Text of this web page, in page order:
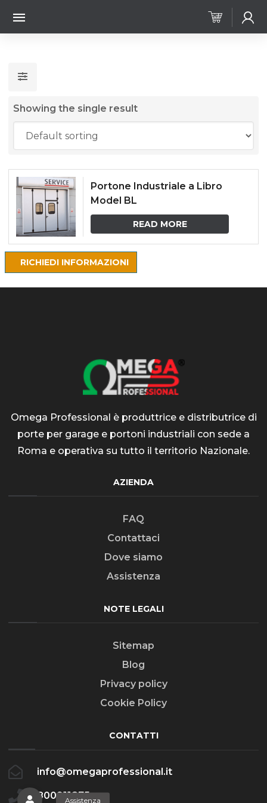
Showing the single result
Portone Industriale a Libro
Model BL
READ MORE
RICHIEDI INFORMAZIONI
Omega Professional è produttrice e distributrice di
porte per garage e portoni industriali con sede a
Roma e operativa su tutto il territorio Nazionale.
AZIENDA
FAQ
Contattaci
Dove siamo
Assistenza
NOTE LEGALI
Sitemap
Blog
Privacy policy
Cookie Policy
CONTATTI
info@omegaprofessional.it
800911875